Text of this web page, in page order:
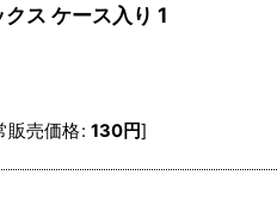
ス ケース入り 1
販売価格: 130円]